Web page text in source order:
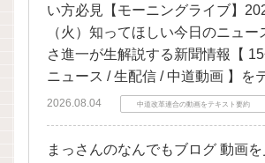
い方必見【モーニングライブ】
（火）知ってほしい今日のニュー
さ進一が生解説する新聞情報【
ニュース / 生配信 / 中道動画 】を
2026.08.04 中道改革連合の動画をテキスト要約
まっさんのなんでもブログ 動画